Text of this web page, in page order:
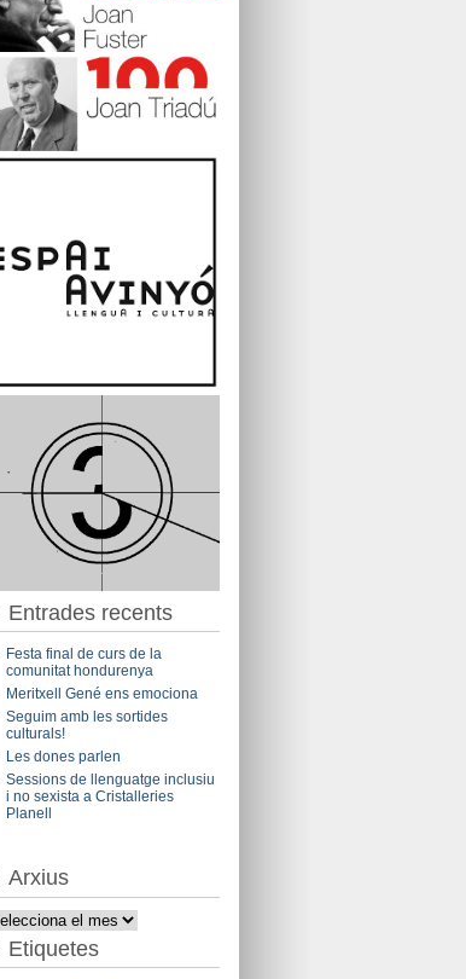
Entrades recents
Festa final de curs de la
comunitat hondurenya
Meritxell Gené ens emociona
Seguim amb les sortides
culturals!
Les dones parlen
Sessions de llenguatge inclusiu
i no sexista a Cristalleries
Planell
Arxius
Etiquetes